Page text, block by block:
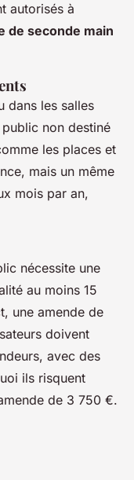
autorisés à
de seconde main
dans les salles
non destiné
les places et
mais un même
mois par an,
nécessite une
au moins 15
une amende de
doivent
avec des
ils risquent
de 3 750 €.